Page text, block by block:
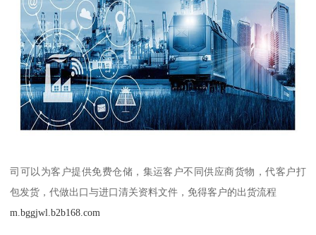
司可以为客户提供免费仓储，集运客户不同供应商货物，代客户打
包发货，代做出口与进口清关资料文件，免得客户的出货流程
m.bggjwl.b2b168.com